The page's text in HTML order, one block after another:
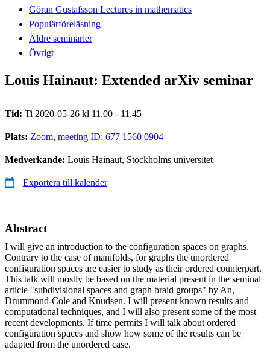
Göran Gustafsson Lectures in mathematics
Populärföreläsning
Äldre seminarier
Övrigt
Louis Hainaut: Extended arXiv seminar
Tid: Ti 2020-05-26 kl 11.00 - 11.45
Plats: Zoom, meeting ID: 677 1560 0904
Medverkande: Louis Hainaut, Stockholms universitet
Exportera till kalender
Abstract
I will give an introduction to the configuration spaces on graphs.
Contrary to the case of manifolds, for graphs the unordered
configuration spaces are easier to study as their ordered counterpart.
This talk will mostly be based on the material present in the seminal
article "subdivisional spaces and graph braid groups" by An,
Drummond-Cole and Knudsen. I will present known results and
computational techniques, and I will also present some of the most
recent developments. If time permits I will talk about ordered
configuration spaces and show how some of the results can be
adapted from the unordered case.